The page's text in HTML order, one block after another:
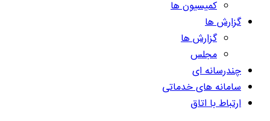
کمیسیون ها
گزارش ها
گزارش ها
مجلس
چندرسانه ای
سامانه های خدماتی
ارتباط با اتاق